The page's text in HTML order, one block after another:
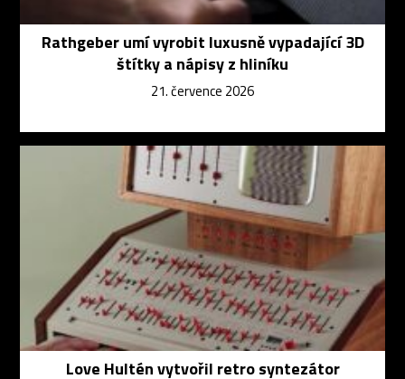
Rathgeber umí vyrobit luxusně vypadající 3D
štítky a nápisy z hliníku
21. července 2026
Love Hultén vytvořil retro syntezátor